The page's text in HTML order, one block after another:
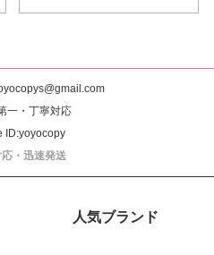
一・丁寧対応
ID:yoyocopy
・迅速発送
人気ブランド